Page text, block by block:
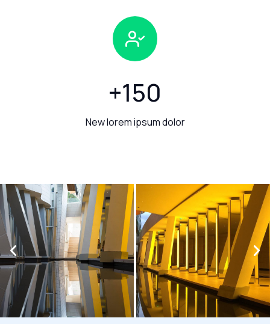
+150
New lorem ipsum dolor